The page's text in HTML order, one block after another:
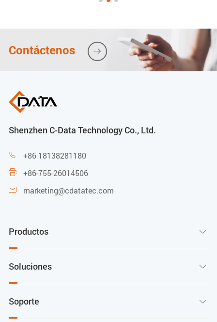
Contáctenos 
Shenzhen C-Data Technology Co., Ltd.
 +86 18138281180
 +86-755-26014506
 marketing@cdatatec.com
Productos 
Soluciones 
Soporte 